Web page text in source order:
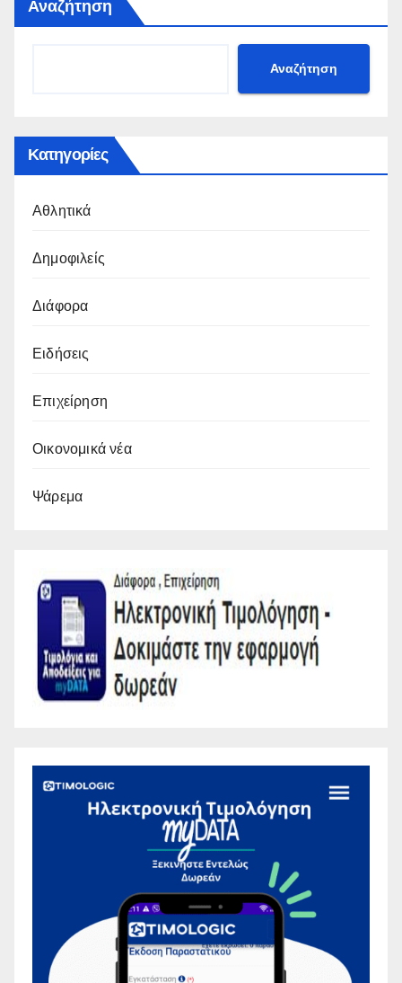
Αναζήτηση
Αναζήτηση
Κατηγορίες
Αθλητικά
Δημοφιλείς
Διάφορα
Ειδήσεις
Επιχείρηση
Οικονομικά νέα
Ψάρεμα